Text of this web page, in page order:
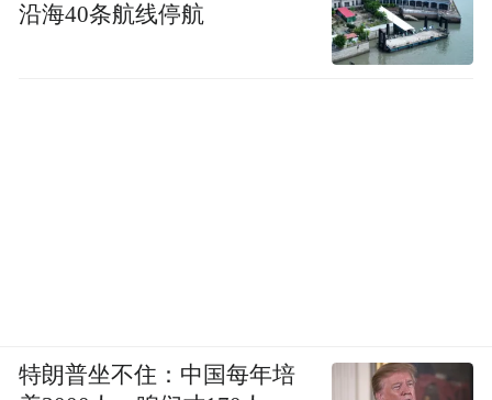
沿海40条航线停航
特朗普坐不住：中国每年培